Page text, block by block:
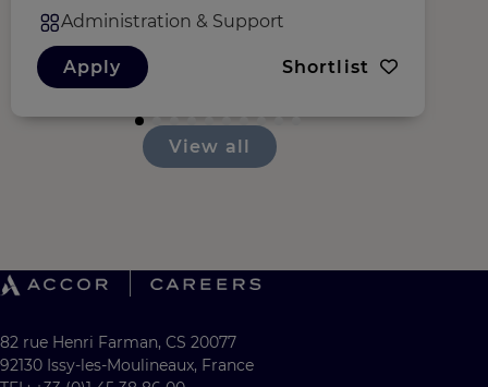
Administration & Support
Apply Shortlist
View all
82 rue Henri Farman, CS 20077
92130 Issy-les-Moulineaux, France